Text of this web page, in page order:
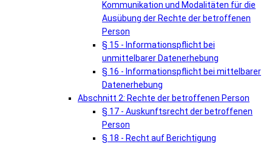
Kommunikation und Modalitäten für die
Ausübung der Rechte der betroffenen
Person
§ 15 - Informationspflicht bei
unmittelbarer Datenerhebung
§ 16 - Informationspflicht bei mittelbarer
Datenerhebung
Abschnitt 2: Rechte der betroffenen Person
§ 17 - Auskunftsrecht der betroffenen
Person
§ 18 - Recht auf Berichtigung